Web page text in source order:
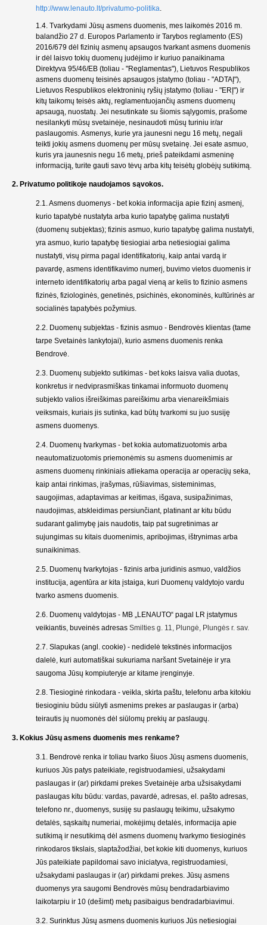
http://www.lenauto.lt/privatumo-politika.
1.4. Tvarkydami Jūsų asmens duomenis, mes laikomės 2016 m.
balandžio 27 d. Europos Parlamento ir Tarybos reglamento (ES)
2016/679 dėl fizinių asmenų apsaugos tvarkant asmens duomenis
ir dėl laisvo tokių duomenų judėjimo ir kuriuo panaikinama
Direktyva 95/46/EB (toliau - "Reglamentas"), Lietuvos Respublikos
asmens duomenų teisinės apsaugos įstatymo (toliau - "ADTAĮ"),
Lietuvos Respublikos elektroninių ryšių įstatymo (toliau - "ERĮ") ir
kitų taikomų teisės aktų, reglamentuojančių asmens duomenų
apsaugą, nuostatų. Jei nesutinkate su šiomis sąlygomis, prašome
nesilankyti mūsų svetainėje, nesinaudoti mūsų turiniu ir/ar
paslaugomis. Asmenys, kurie yra jaunesni negu 16 metų, negali
teikti jokių asmens duomenų per mūsų svetainę. Jei esate asmuo,
kuris yra jaunesnis negu 16 metų, prieš pateikdami asmeninę
informaciją, turite gauti savo tėvų arba kitų teisėtų globėjų sutikimą.
2. Privatumo politikoje naudojamos sąvokos.
2.1. Asmens duomenys - bet kokia informacija apie fizinį asmenį,
kurio tapatybė nustatyta arba kurio tapatybę galima nustatyti
(duomenų subjektas); fizinis asmuo, kurio tapatybę galima nustatyti,
yra asmuo, kurio tapatybę tiesiogiai arba netiesiogiai galima
nustatyti, visų pirma pagal identifikatorių, kaip antai vardą ir
pavardę, asmens identifikavimo numerį, buvimo vietos duomenis ir
interneto identifikatorių arba pagal vieną ar kelis to fizinio asmens
fizinės, fiziologinės, genetinės, psichinės, ekonominės, kultūrinės ar
socialinės tapatybės požymius.
2.2. Duomenų subjektas - fizinis asmuo - Bendrovės klientas (tame
tarpe Svetainės lankytojai), kurio asmens duomenis renka
Bendrovė.
2.3. Duomenų subjekto sutikimas - bet koks laisva valia duotas,
konkretus ir nedviprasmiškas tinkamai informuoto duomenų
subjekto valios išreiškimas pareiškimu arba vienareikšmiais
veiksmais, kuriais jis sutinka, kad būtų tvarkomi su juo susiję
asmens duomenys.
2.4. Duomenų tvarkymas - bet kokia automatizuotomis arba
neautomatizuotomis priemonėmis su asmens duomenimis ar
asmens duomenų rinkiniais atliekama operacija ar operacijų seka,
kaip antai rinkimas, įrašymas, rūšiavimas, sisteminimas,
saugojimas, adaptavimas ar keitimas, išgava, susipažinimas,
naudojimas, atskleidimas persiunčiant, platinant ar kitu būdu
sudarant galimybę jais naudotis, taip pat sugretinimas ar
sujungimas su kitais duomenimis, apribojimas, ištrynimas arba
sunaikinimas.
2.5. Duomenų tvarkytojas - fizinis arba juridinis asmuo, valdžios
institucija, agentūra ar kita įstaiga, kuri Duomenų valdytojo vardu
tvarko asmens duomenis.
2.6. Duomenų valdytojas - MB „LENAUTO“ pagal LR įstatymus
veikiantis, buveinės adresas Smilties g. 11, Plungė, Plungės r. sav.
2.7. Slapukas (angl. cookie) - nedidelė tekstinės informacijos
dalelė, kuri automatiškai sukuriama naršant Svetainėje ir yra
saugoma Jūsų kompiuteryje ar kitame įrenginyje.
2.8. Tiesioginė rinkodara - veikla, skirta paštu, telefonu arba kitokiu
tiesioginiu būdu siūlyti asmenims prekes ar paslaugas ir (arba)
teirautis jų nuomonės dėl siūlomų prekių ar paslaugų.
3. Kokius Jūsų asmens duomenis mes renkame?
3.1. Bendrovė renka ir toliau tvarko šiuos Jūsų asmens duomenis,
kuriuos Jūs patys pateikiate, registruodamiesi, užsakydami
paslaugas ir (ar) pirkdami prekes Svetainėje arba užsisakydami
paslaugas kitu būdu: vardas, pavardė, adresas, el. pašto adresas,
telefono nr., duomenys, susiję su paslaugų teikimu, užsakymo
detalės, sąskaitų numeriai, mokėjimų detalės, informacija apie
sutikimą ir nesutikimą dėl asmens duomenų tvarkymo tiesioginės
rinkodaros tikslais, slaptažodžiai, bet kokie kiti duomenys, kuriuos
Jūs pateikiate papildomai savo iniciatyva, registruodamiesi,
užsakydami paslaugas ir (ar) pirkdami prekes. Jūsų asmens
duomenys yra saugomi Bendrovės mūsų bendradarbiavimo
laikotarpiu ir 10 (dešimt) metų pasibaigus bendradarbiavimui.
3.2. Surinktus Jūsų asmens duomenis kuriuos Jūs netiesiogiai